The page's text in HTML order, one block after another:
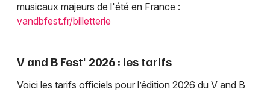
musicaux majeurs de l'été en France :
vandbfest.fr/billetterie
V and B Fest' 2026 : les tarifs
Voici les tarifs officiels pour l’édition 2026 du V and B